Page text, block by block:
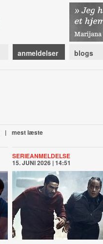
anmeldelser blogs
| mest læste
SERIEANMELDELSE
15. JUNI 2026 | 14:51